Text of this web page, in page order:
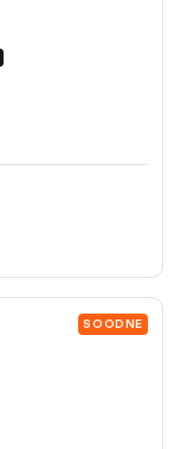
SOODNE